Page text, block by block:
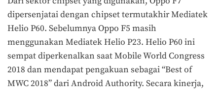
dipersenjatai dengan chipset termutakhir Mediatek
Helio P60. Sebelumnya Oppo F5 masih
menggunakan Mediatek Helio P23. Helio P60 ini
sempat diperkenalkan saat Mobile World Congress
2018 dan mendapat pengakuan sebagai “Best of
MWC 2018” dari Android Authority. Secara kinerja,